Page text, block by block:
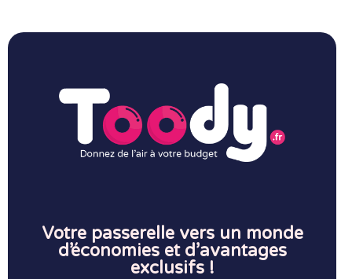
Votre passerelle vers un monde
d’économies et d’avantages
exclusifs !